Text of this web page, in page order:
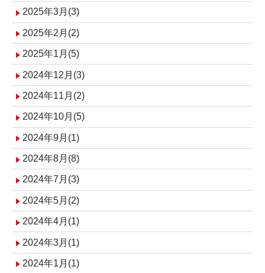
2025年3月(3)
2025年2月(2)
2025年1月(5)
2024年12月(3)
2024年11月(2)
2024年10月(5)
2024年9月(1)
2024年8月(8)
2024年7月(3)
2024年5月(2)
2024年4月(1)
2024年3月(1)
2024年1月(1)